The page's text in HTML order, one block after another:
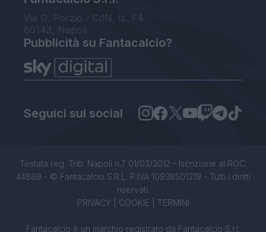
Via G. Porzio - CdN, Is. F4
80143, Napoli
Pubblicità su Fantacalcio?
Seguici sui social
Testata reg. Trib. Napoli n.7 01/03/2012 - Iscrizione al ROC:
44869 - © Fantacalcio S.R.L. P.IVA 10938501219 - Tutti i diritti
riservati.
PRIVACY| COOKIE TERMINI
Fantacalcio è un marchio registrato da Fantacalcio S.r.l.